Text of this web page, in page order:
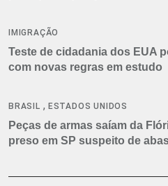
IMIGRAÇÃO
Teste de cidadania dos EUA
com novas regras em estudo
BRASIL , ESTADOS UNIDOS
Peças de armas saíam da
preso em SP suspeito de